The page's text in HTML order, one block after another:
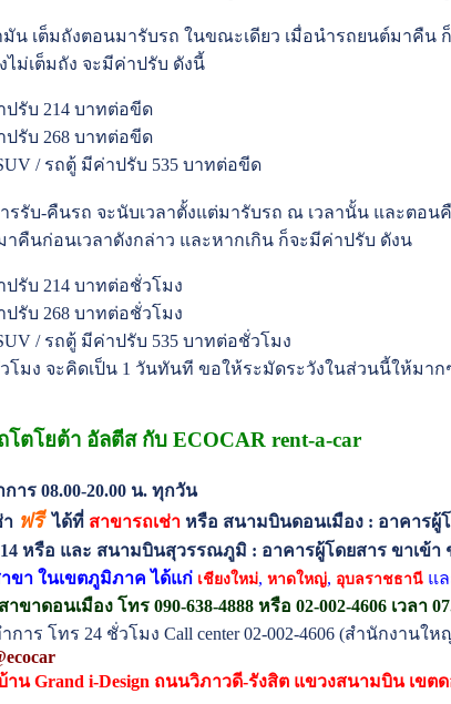
น เต็มถังตอนมารับรถ ในขณะเดียว เมื่อนำรถยนต์มาคืน
ไม่เต็มถัง จะมีค่าปรับ ดังนี้
ปรับ 214 บาทต่อขีด
ปรับ 268 บาทต่อขีด
/ รถตู้ มีค่าปรับ 535 บาทต่อขีด
รรับ-คืนรถ จะนับเวลาตั้งแต่มารับรถ ณ เวลานั้น และตอน
าคืนก่อนเวลาดังกล่าว และหากเกิน ก็จะมีค่าปรับ ดังน
ปรับ 214 บาทต่อชั่วโมง
ปรับ 268 บาทต่อชั่วโมง
/ รถตู้ มีค่าปรับ 535 บาทต่อชั่วโมง
โมง จะคิดเป็น 1 วันทันที ขอให้ระมัดระวังในส่วนนี้ให้มา
โตโยต้า อัลตีส กับ ECOCAR rent-a-car
การ 08.00-20.00 น. ทุกวัน
า ฟรีได้ที่ สาขารถเช่า หรือ สนามบินดอนเมือง : อาคารผู้
หรือ และ สนามบินสุวรรณภูมิ : อาคารผู้โดยสาร ขาเข้า
ขา ในเขตภูมิภาค ได้แก่ เชียงใหม่,หาดใหญ่, อุบลราชธานี แ
าขาดอนเมือง โทร 090-638-4888 หรือ 02-002-4606 เวลา
การ โทร 24 ชั่วโมง Call center 02-002-4606 (สำนักงานให
าน Grand i-Design ถนนวิภาวดี-รังสิต แขวงสนามบิน เขต